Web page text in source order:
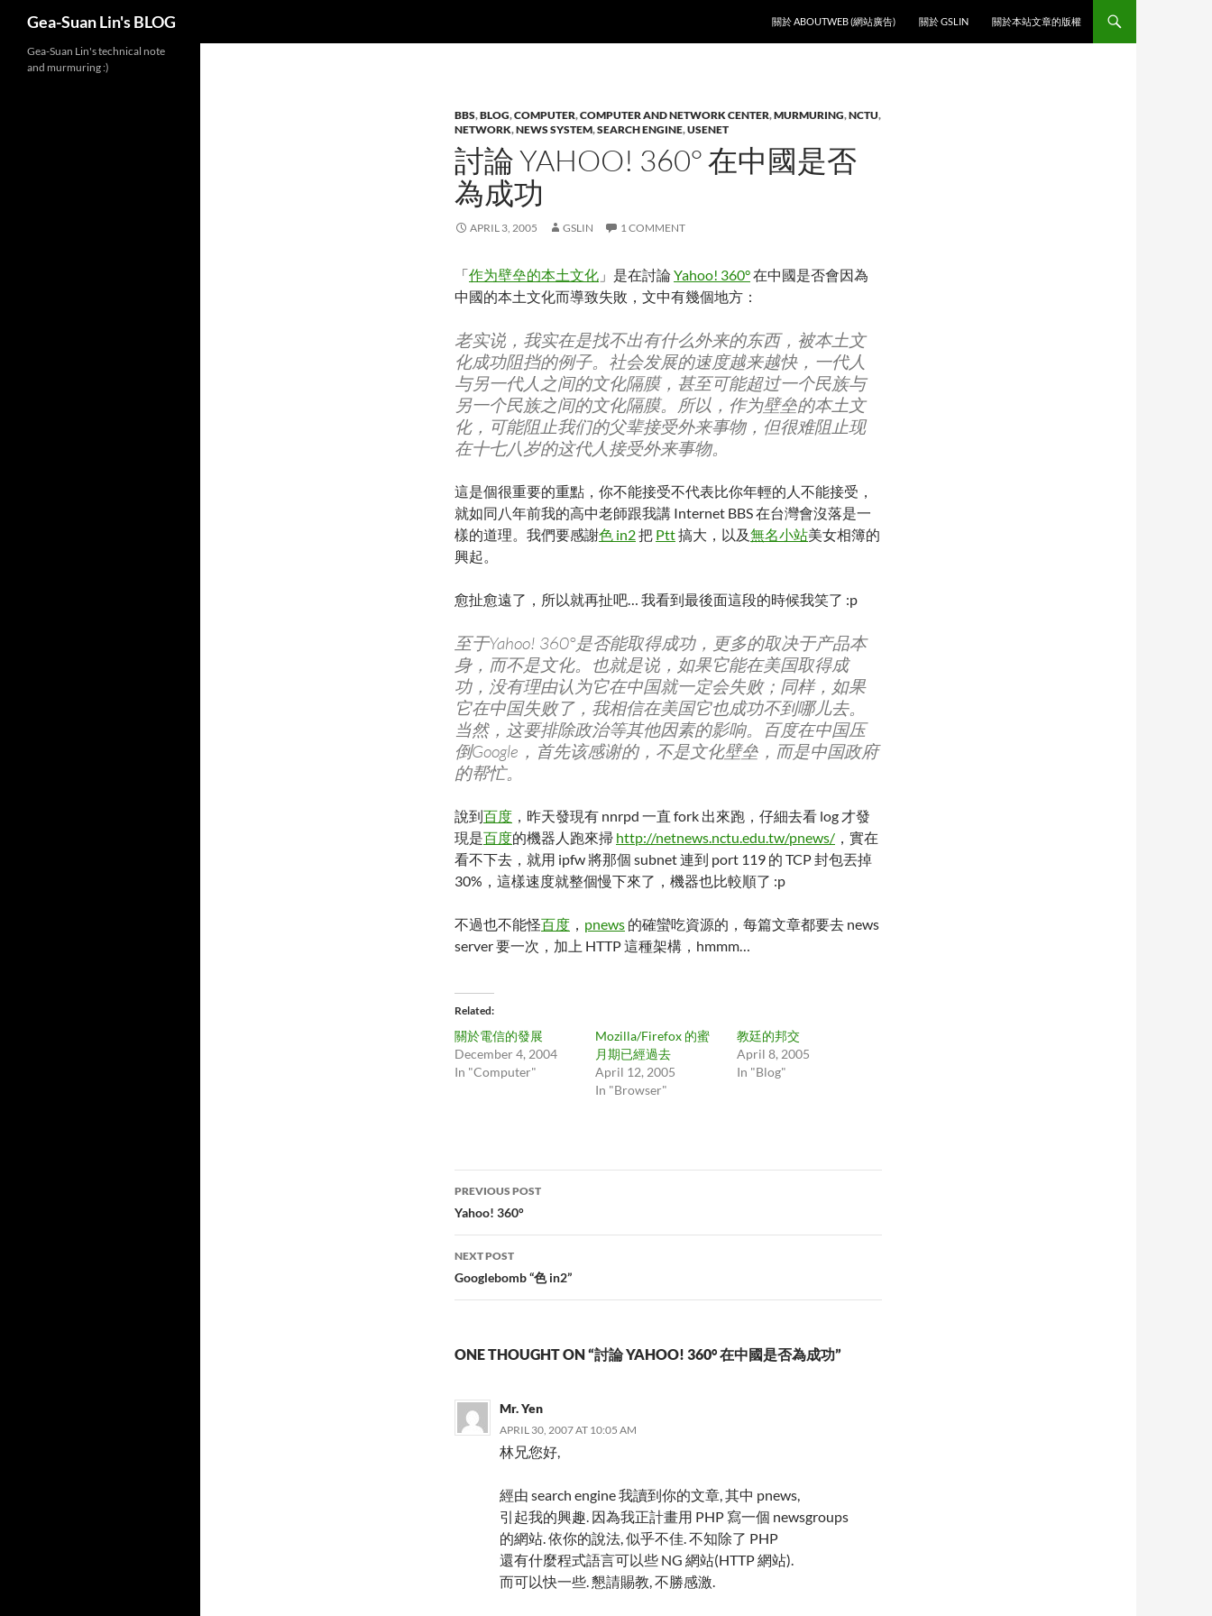
Gea-Suan Lin's BLOG
關於 ABOUTWEB (網站廣告)
關於 GSLIN 關於本站文章的版權
BBS,BLOG,COMPUTER,COMPUTER AND NETWORK CENTER,MURMURING,NCTU,
NETWORK,NEWS SYSTEM,SEARCH ENGINE,USENET
討論 YAHOO! 360° 在中國是否
為成功
APRIL 3, 2005 GSLIN 1 COMMENT
「作为壁垒的本土文化 」是在討論Yahoo! 360°在中國是否會因為
中國的本土文化而導致失敗，文中有幾個地方：
老实说，我实在是找不出有什么外来的东西，被本土文
化成功阻挡的例子。社会发展的速度越来越快，一代人
与另一代人之间的文化隔膜，甚至可能超过一个民族与
另一个民族之间的文化隔膜。所以，作为壁垒的本土文
化，可能阻止我们的父辈接受外来事物，但很难阻止现
在十七八岁的这代人接受外来事物。
這是個很重要的重點，你不能接受不代表比你年輕的人不能接受，
就如同八年前我的高中老師跟我講 Internet BBS 在台灣會沒落是一
樣的道理。我們要感謝色 in2把 Ptt搞大，以及無名小站美女相簿的
興起。
愈扯愈遠了，所以就再扯吧… 我看到最後面這段的時候我笑了 :p
至于Yahoo! 360°是否能取得成功，更多的取决于产品本
身，而不是文化。也就是说，如果它能在美国取得成
功，没有理由认为它在中国就一定会失败；同样，如果
它在中国失败了，我相信在美国它也成功不到哪儿去。
当然，这要排除政治等其他因素的影响。百度在中国压
倒Google，首先该感谢的，不是文化壁垒，而是中国政府
的帮忙。
說到百度 ，昨天發現有 nnrpd 一直 fork 出來跑，仔細去看 log 才發
現是百度的機器人跑來掃 http://netnews.nctu.edu.tw/pnews/ ，實在
看不下去，就用 ipfw 將那個 subnet 連到 port 119 的 TCP 封包丟掉
30%，這樣速度就整個慢下來了，機器也比較順了 :p
不過也不能怪百度 ， pnews 的確蠻吃資源的，每篇文章都要去 news
server 要一次，加上 HTTP 這種架構，hmmm…
Related
關於電信的發展
December 4, 2004
In "Computer"
Mozilla/Firefox 的蜜
月期已經過去
April 12, 2005
In "Browser"
教廷的邦交
April 8, 2005
In "Blog"
Post
navigation
PREVIOUS POST
Yahoo! 360°
NEXT POST
Googlebomb “色 in2”
ONE THOUGHT ON “討論 YAHOO! 360° 在中國是否為成功”
Mr. Yen
APRIL 30, 2007 AT 10:05 AM
林兄您好,
經由 search engine 我讀到你的文章, 其中 pnews,
引起我的興趣. 因為我正計畫用 PHP 寫一個 newsgroups
的網站. 依你的說法, 似乎不佳. 不知除了 PHP
還有什麼程式語言可以些 NG 網站(HTTP 網站).
而可以快一些. 懇請賜教, 不勝感激.
Gea-Suan Lin's technical note
and murmuring :)